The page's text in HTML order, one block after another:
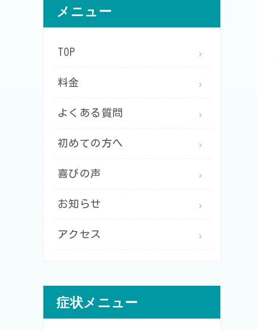
メニュー
TOP
料金
よくある質問
初めての方へ
喜びの声
お知らせ
アクセス
症状メニュー